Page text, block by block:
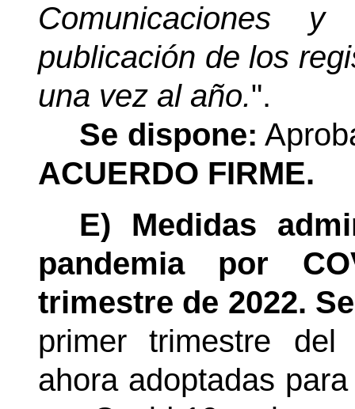
Comunicaciones
publicación de los
una vez al año.".
Se dispone:
ACUERDO FIRME.
E) Medidas
pandemia por
trimestre de 2022.
primer trimestre
ahora adoptadas